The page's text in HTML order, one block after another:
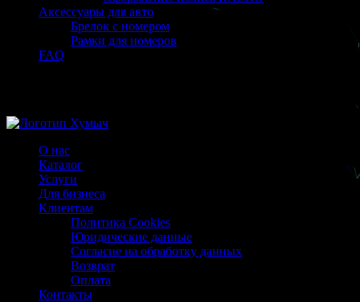
Аксессуары для авто
Брелок с номером
Рамки для номеров
FAQ
О нас
Каталог
Услуги
Для бизнеса
Клиентам
Политика Cookies
Юридические данные
Согласие на обработку данных
Возврат
Оплата
Контакты